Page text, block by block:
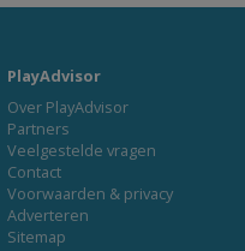
PlayAdvisor
Over PlayAdvisor
Partners
Veelgestelde vragen
Contact
Voorwaarden & privacy
Adverteren
Sitemap